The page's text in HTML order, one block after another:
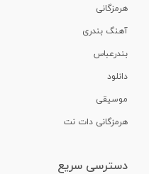
هرمزگانی
آهنگ بندری
بندرعباس
دانلود
موسیقی
هرمزگانی دات نت
دسترسی سریع